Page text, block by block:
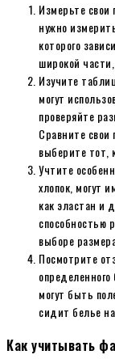
Измерьте
нужно
которого
широкой
Изучите
могут
проверяйте
Сравните
выберите тот,
Учтите
хлопок, могут
как эластан и
способностью
выборе
Посмотрите
могут быть
сидит белье
Как учитывать